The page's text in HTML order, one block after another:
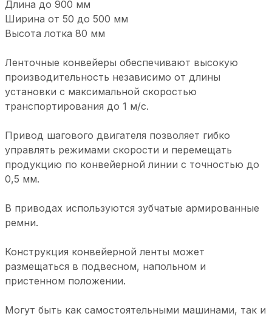
Длина до 900 мм
Ширина от 50 до 500 мм
Высота лотка 80 мм
Ленточные конвейеры обеспечивают высокую
производительность независимо от длины
установки с максимальной скоростью
транспортирования до 1 м/с.
Привод шагового двигателя позволяет гибко
управлять режимами скорости и перемещать
продукцию по конвейерной линии с точностью до
0,5 мм.
В приводах используются зубчатые армированные
ремни.
Конструкция конвейерной ленты может
размещаться в подвесном, напольном и
пристенном положении.
Могут быть как самостоятельными машинами, так и